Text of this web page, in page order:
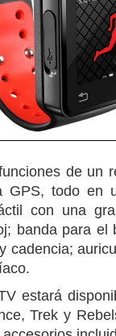
de un
GPS, todo en
con una
banda para el
cadencia;
estará
Trek y